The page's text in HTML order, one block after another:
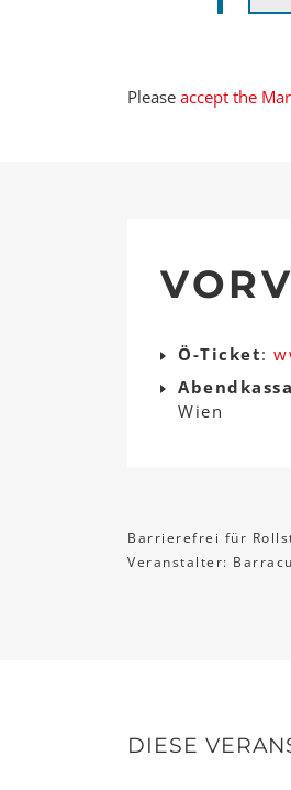
Please accept the
Ö-Ticket:
Wien
Barrierefrei für
Veranstalter:
DIESE